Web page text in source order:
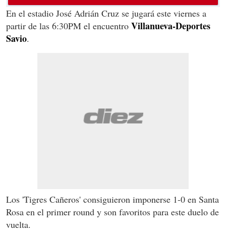
En el estadio José Adrián Cruz se jugará este viernes a
partir de las 6:30PM el encuentro Villanueva-Deportes
Savio.
Los 'Tigres Cañeros' consiguieron imponerse 1-0 en Santa
Rosa en el primer round y son favoritos para este duelo de
vuelta.